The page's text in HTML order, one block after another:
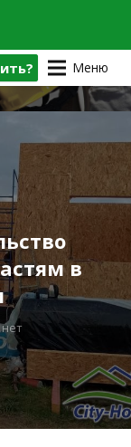
Меню
в